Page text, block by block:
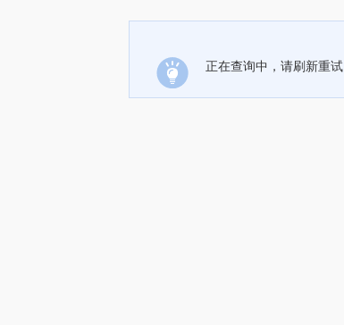
正在查询中，请刷新重试